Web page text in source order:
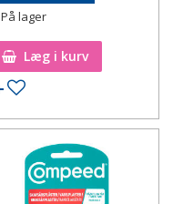
På lager
Læg i kurv
Tilføj til ønskeseddel